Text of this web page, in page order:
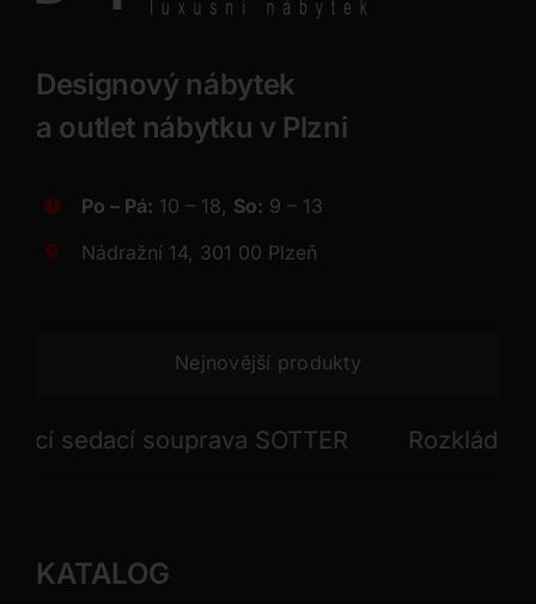
Designový nábytek
a outlet nábytku v Plzni
Po – Pá: 10 – 18, So: 9 – 13
Nádražní 14, 301 00 Plzeň
Nejnovější produkty
sedací souprava SOTTER Rozkládací
KATALOG